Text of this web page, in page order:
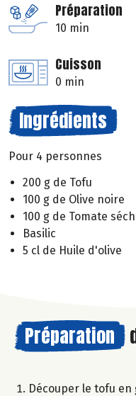
Préparation
10 min
Cuisson
0 min
Ingrédients
Pour 4 personnes
200 g de Tofu
100 g de Olive noire
100 g de Tomate
Basilic
5 cl de Huile d'olive
Préparation
Découper le tofu en